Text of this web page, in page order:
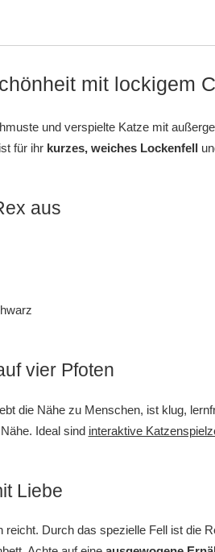
mit lockigem
und verspielte Katze mit
für ihr kurzes, weiches Lockenfell
aus
vier Pfoten
die Nähe zu Menschen, ist klug,
Ideal sind interaktive
Liebe
Durch das spezielle Fell ist die